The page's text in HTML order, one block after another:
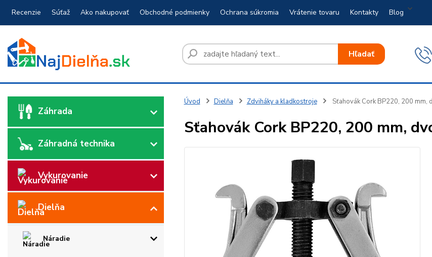
Recenzie Súťaž Ako nakupovať Obchodné podmienky Ochrana súkromia Vrátenie tovaru Kontakty Blog
Hľadať
Záhrada
Záhradná technika
Vykurovanie
Dielňa
Náradie
Úvod Dielňa Zdviháky a kladkostroje Sťahovák Cork BP220, 200 mm,
Sťahovák Cork BP220, 200 mm,